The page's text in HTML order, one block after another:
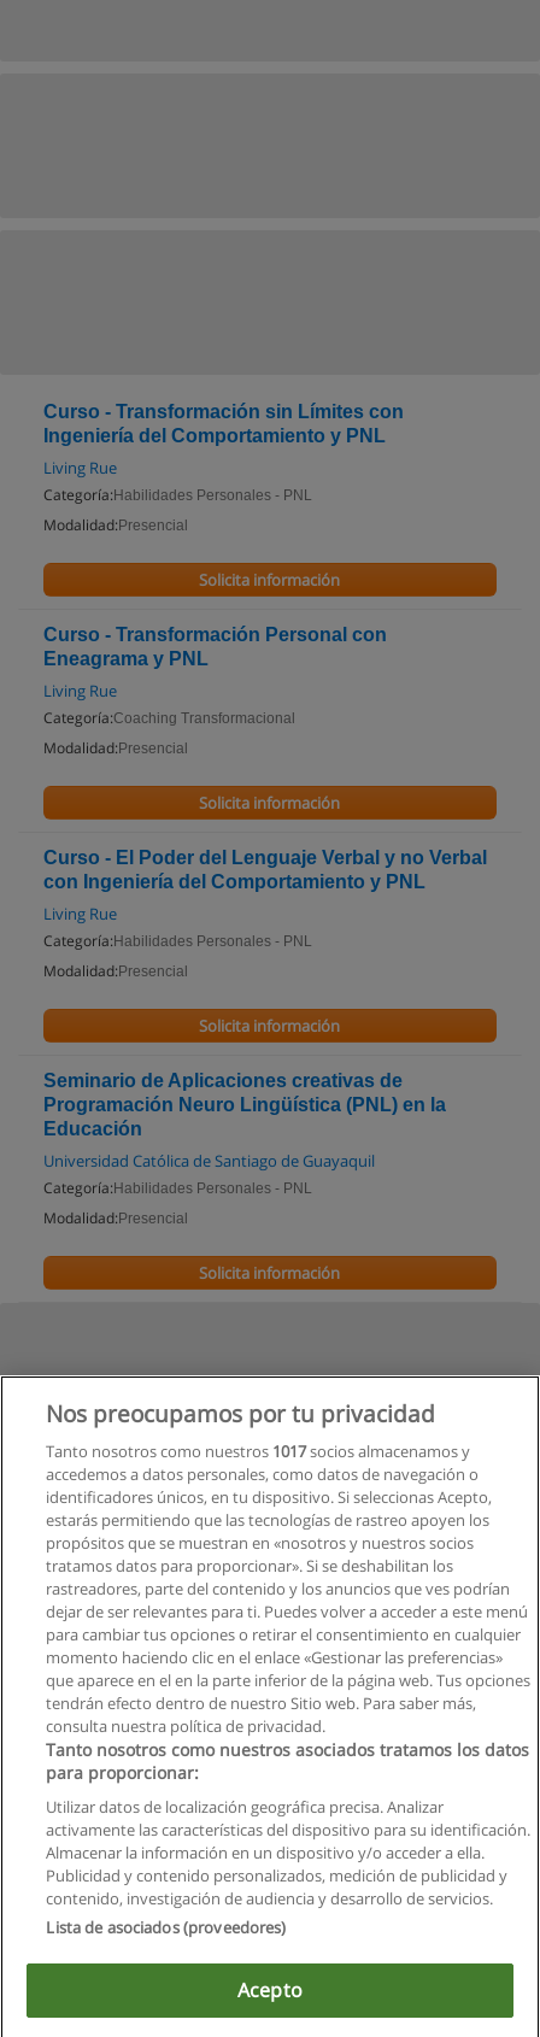
Curso - Transformación sin Límites con
Ingeniería del Comportamiento y PNL
Living Rue
Categoría: Habilidades Personales - PNL
Modalidad: Presencial
Solicita información
Curso - Transformación Personal con
Eneagrama y PNL
Living Rue
Categoría:Coaching Transformacional
Modalidad: Presencial
Solicita información
Curso - El Poder del Lenguaje Verbal y no Verbal
con Ingeniería del Comportamiento y PNL
Living Rue
Categoría: Habilidades Personales - PNL
Modalidad: Presencial
Solicita información
Seminario de Aplicaciones creativas de
Programación Neuro Lingüística (PNL) en la
Educación
Universidad Católica de Santiago de Guayaquil
Categoría: Habilidades Personales - PNL
Modalidad: Presencial
Solicita información
Reglas de uso
Privacidad de datos
Copyright © Educaedu Business S.L. - CIF : B-95610580: -
www.educaedu.com.ec
Nos preocupamos por tu privacidad
Tanto nosotros como nuestros 1017socios almacenamos y
accedemos a datos personales, como datos de navegación o
identificadores únicos, en tu dispositivo. Si seleccionas Acepto,
estarás permitiendo que las tecnologías de rastreo apoyen los
propósitos que se muestran en «nosotros y nuestros socios
tratamos datos para proporcionar». Si se deshabilitan los
rastreadores, parte del contenido y los anuncios que ves podrían
dejar de ser relevantes para ti. Puedes volver a acceder a este menú
para cambiar tus opciones o retirar el consentimiento en cualquier
momento haciendo clic en el enlace «Gestionar las preferencias»
que aparece en el en la parte inferior de la página web. Tus opciones
tendrán efecto dentro de nuestro Sitio web. Para saber más,
consulta nuestra política de privacidad.
Tanto nosotros como nuestros asociados tratamos los datos
para proporcionar:
Utilizar datos de localización geográfica precisa. Analizar
activamente las características del dispositivo para su identificación.
Almacenar la información en un dispositivo y/o acceder a ella.
Publicidad y contenido personalizados, medición de publicidad y
contenido, investigación de audiencia y desarrollo de servicios.
Lista de asociados (proveedores)
Acepto